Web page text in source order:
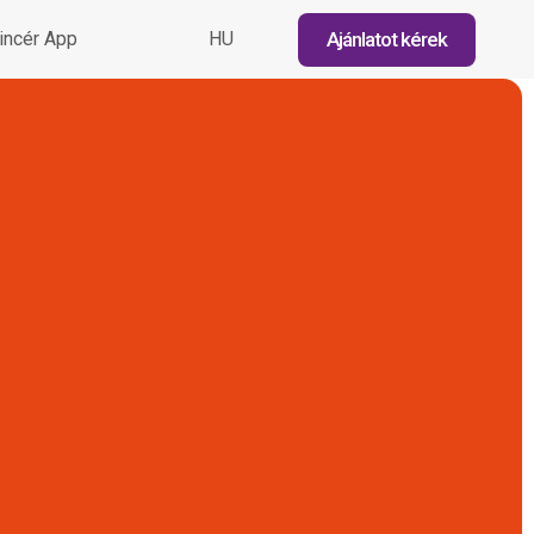
App HU Ajánlatot kérek